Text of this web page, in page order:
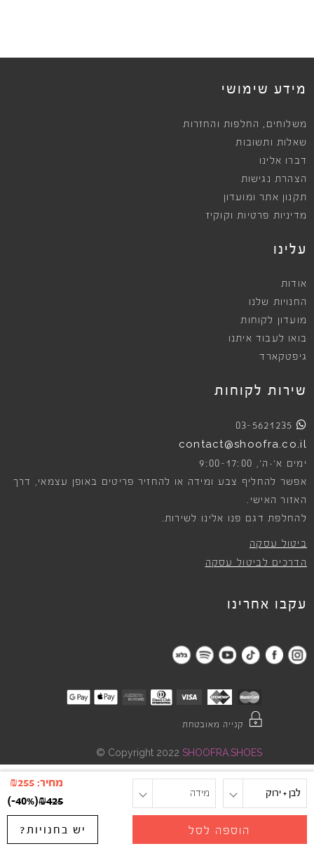
לבן + ירוק מידה
מחיר: ₪255
₪425
(
-40%
)
הוספה לסל יש בחנויות?
מידע שימושי
משלוחים , החלפות והחזרות
שאלות ותשובות
דברו אלינו
הצהרת נגישות
תקנון אתר ומועדון
מדיניות פרטיות וקוקיז
עלינו
אודות
החנויות שלנו
מועדון לקוחות
בואו לעבוד איתנו
גיפטקארד
שירות לקוחות
03-5621235
contact@shoofra.co.il
ימים א׳-ה׳, 9:00-17:00
אפשר להחליף צבע ומידה או להחזיר פריטים באופן עצמאי, דרך
האזור האישי.
להחלפת דגם פנו אלינו לשירות.
ביטול עסקה
הדרכים לביטול עסקה
עקבו אחרינו
קנייה מאובטחת
Copyright 2022 SHOOFRA.SHOES
©